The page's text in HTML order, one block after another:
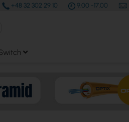
+48 32 302 29 10 9.00 -17.00